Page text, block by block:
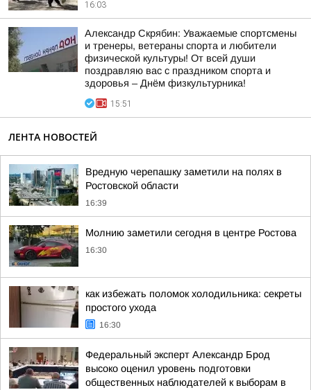
16:03
Александр Скрябин: Уважаемые спортсмены
и тренеры, ветераны спорта и любители
физической культуры! От всей души
поздравляю вас с праздником спорта и
здоровья – Днём физкультурника!
15:51
ЛЕНТА НОВОСТЕЙ
Вредную черепашку заметили на полях в
Ростовской области
16:39
Молнию заметили сегодня в центре Ростова
16:30
как избежать поломок холодильника: секреты
простого ухода
16:30
Федеральный эксперт Александр Брод
высоко оценил уровень подготовки
общественных наблюдателей к выборам в